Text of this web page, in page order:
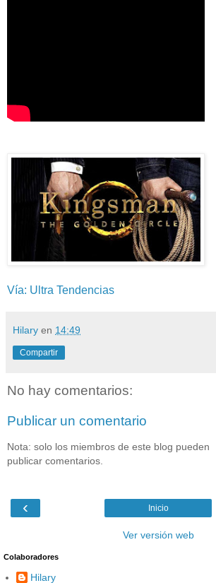
Vía: Ultra Tendencias
Hilary en 14:49
Compartir
No hay comentarios:
Publicar un comentario
Nota: solo los miembros de este blog pueden
publicar comentarios.
‹ Inicio
Ver versión web
Colaboradores
Hilary